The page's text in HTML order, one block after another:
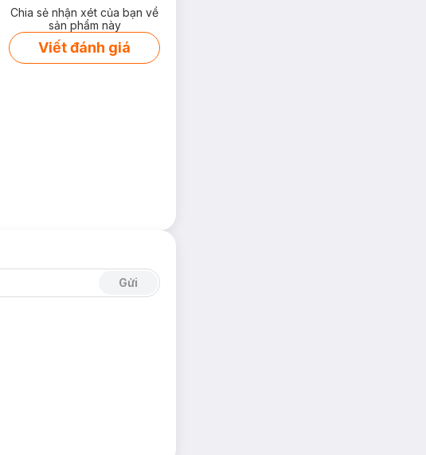
Chia sẻ nhận xét của bạn về
sản phẩm này
Viết đánh giá
Gửi